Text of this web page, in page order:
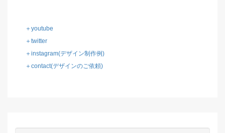
＋youtube
＋twitter
＋instagram(デザイン制作例)
＋contact(デザインのご依頼)